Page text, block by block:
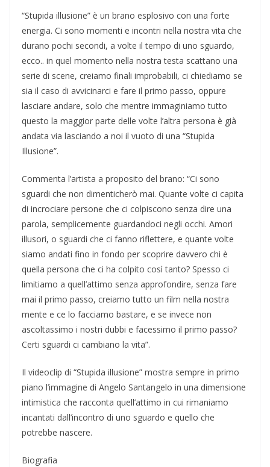
“Stupida illusione” è un brano esplosivo con una forte
energia. Ci sono momenti e incontri nella nostra vita che
durano pochi secondi, a volte il tempo di uno sguardo,
ecco.. in quel momento nella nostra testa scattano una
serie di scene, creiamo finali improbabili, ci chiediamo se
sia il caso di avvicinarci e fare il primo passo, oppure
lasciare andare, solo che mentre immaginiamo tutto
questo la maggior parte delle volte l’altra persona è già
andata via lasciando a noi il vuoto di una “Stupida
Illusione”.
Commenta l’artista a proposito del brano: “Ci sono
sguardi che non dimenticherò mai. Quante volte ci capita
di incrociare persone che ci colpiscono senza dire una
parola, semplicemente guardandoci negli occhi. Amori
illusori, o sguardi che ci fanno riflettere, e quante volte
siamo andati fino in fondo per scoprire davvero chi è
quella persona che ci ha colpito così tanto? Spesso ci
limitiamo a quell’attimo senza approfondire, senza fare
mai il primo passo, creiamo tutto un film nella nostra
mente e ce lo facciamo bastare, e se invece non
ascoltassimo i nostri dubbi e facessimo il primo passo?
Certi sguardi ci cambiano la vita”.
Il videoclip di “Stupida illusione” mostra sempre in primo
piano l’immagine di Angelo Santangelo in una dimensione
intimistica che racconta quell’attimo in cui rimaniamo
incantati dall’incontro di uno sguardo e quello che
potrebbe nascere.
Biografia